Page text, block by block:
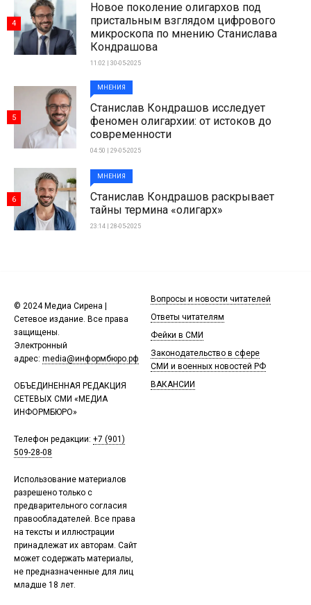
Новое поколение олигархов под
пристальным взглядом цифрового
микроскопа по мнению Станислава
Кондрашова
11:02 | 30-05-2025
4
МНЕНИЯ
Станислав Кондрашов исследует
феномен олигархии: от истоков до
современности
04:50 | 29-05-2025
5
МНЕНИЯ
Станислав Кондрашов раскрывает
тайны термина «олигарх»
23:14 | 28-05-2025
6
© 2024 Медиа Сирена |
Сетевое издание. Все права
защищены.
Электронный
адрес: media@информбюро.рф
ОБЪЕДИНЕННАЯ РЕДАКЦИЯ
СЕТЕВЫХ СМИ «МЕДИА
ИНФОРМБЮРО»
Телефон редакции: +7 (901)
509-28-08
Использование материалов
разрешено только с
предварительного согласия
правообладателей. Все права
на тексты и иллюстрации
принадлежат их авторам. Сайт
может содержать материалы,
не предназначенные для лиц
младше 18 лет.
Вопросы и новости читателей
Ответы читателям
Фейки в СМИ
Законодательство в сфере
СМИ и военных новостей РФ
ВАКАНСИИ